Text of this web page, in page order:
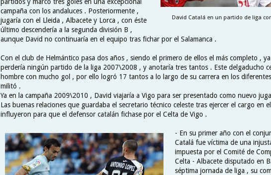
David Catalá en un partido de liga
campaña con los andaluces . Posteriormente ,
jugaría con el Lleida , Albacete y Lorca , con éste
último descendería a la segunda división B ,
aunque David no continuaría en el equipo tras fichar por el Salamanca .
Con el club de Helmántico pasa dos años , siendo el primero de ellos el más completo ,
perdería ningún partido de la liga 2007\2008 , y anotaría tres tantos . Este delgaducho
hombre con mucho gol , por ello logró 17 tantos a lo largo de su carrera en los
militó .
Ya en la campaña 2009\2010 , David viajaría a Vigo para ser presentado como nuevo
Las buenas relaciones que guardaba el secretario técnico celeste tras ejercer el cargo en
influyeron para que el defensor catalán fichase por el Celta de Vigo .
- En su primer año con el
Catalá fue víctima de una
impuesta por el Comité de
Celta - Albacete disputado en
séptima jornada de liga , su